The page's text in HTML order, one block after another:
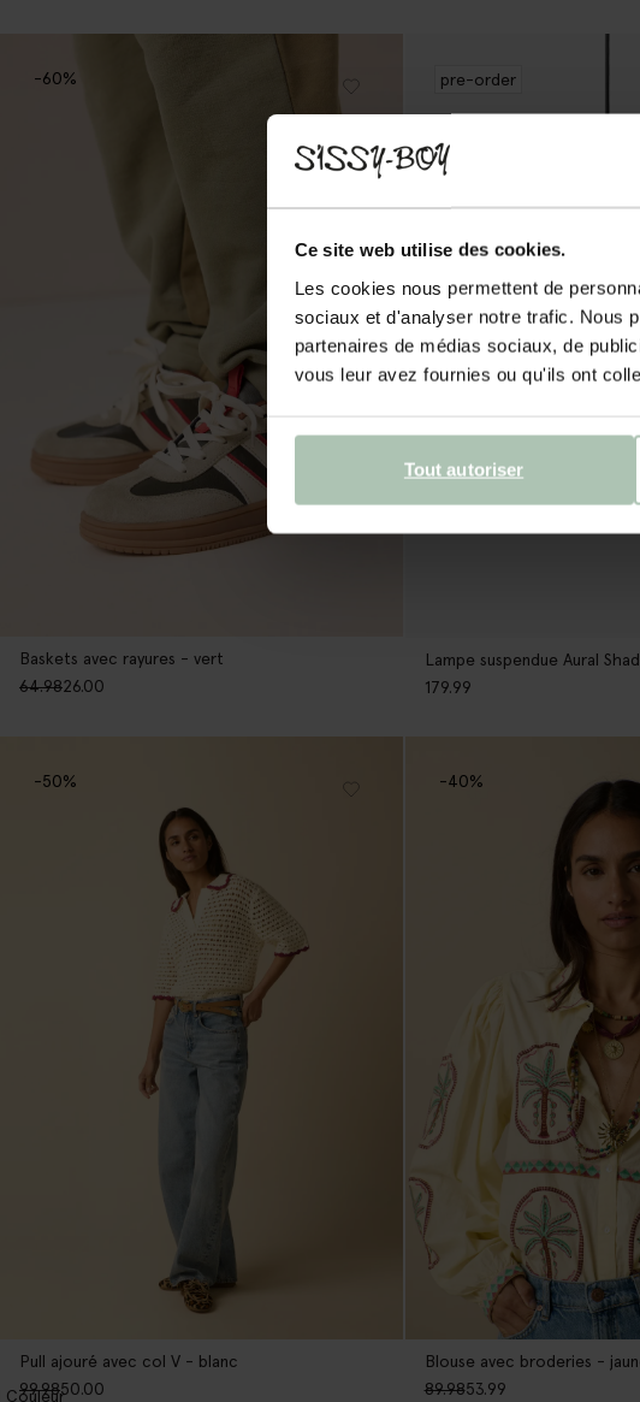
Ce site web utilise des cookies.
Les cookies nous permettent de
sociaux et d'analyser notre trafic. Nous
partenaires de médias sociaux, de
vous leur avez fournies ou qu'ils ont
Tout autoriser
Baskets avec rayures - vert
64.9826.00
-60%
179.99
pre-order
Pull ajouré avec col V - blanc
99.9850.00
-50%
Couleur
Blouse avec broderies -
89.9853.99
-40%